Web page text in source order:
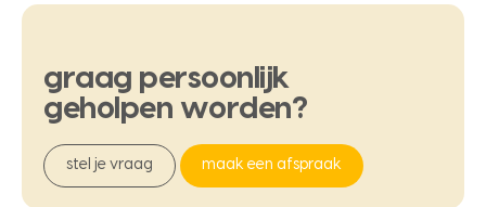
graag persoonlijk
geholpen worden?
stel je vraag maak een afspraak